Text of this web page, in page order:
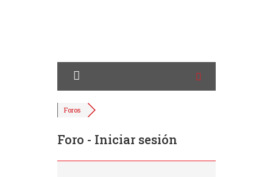
Foros
Foro - Iniciar sesión